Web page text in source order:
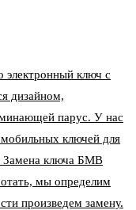
электронный ключ с
дизайном,
парус. У нас
ключей для
Замена ключа БМВ
мы определим
произведем замену.